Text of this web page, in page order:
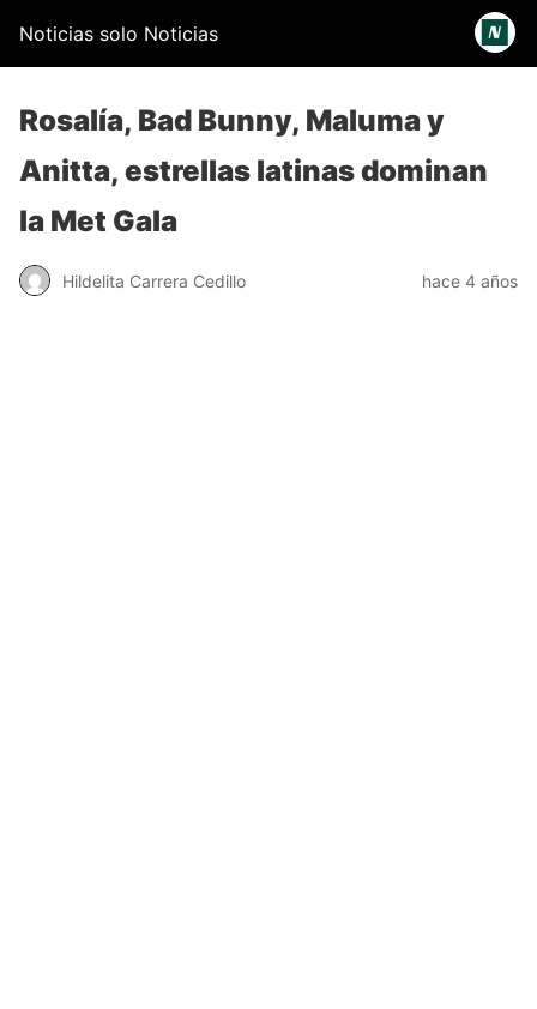
Noticias solo Noticias
Rosalía, Bad Bunny, Maluma y
Anitta, estrellas latinas dominan
la Met Gala
Hildelita Carrera Cedillo hace 4 años